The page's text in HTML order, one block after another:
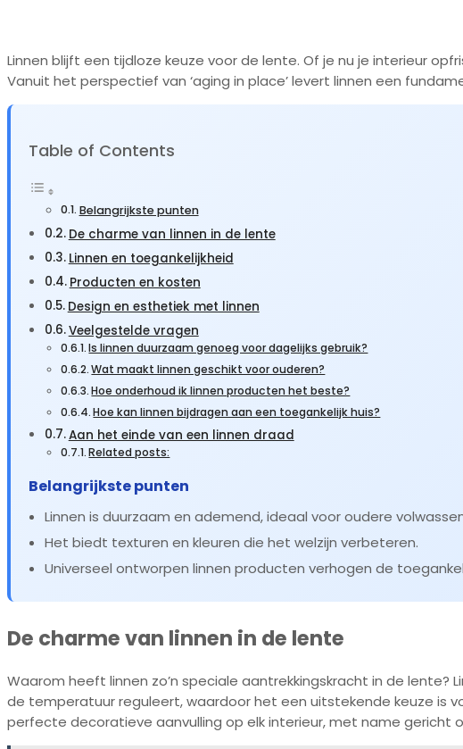
Linnen blijft een tijdloze keuze voor de lente. Of je nu je interieur
Vanuit het perspectief van ‘aging in place’ levert linnen een
Table of Contents
Belangrijkste punten
De charme van linnen in de lente
Linnen en toegankelijkheid
Producten en kosten
Design en esthetiek met linnen
Veelgestelde vragen
Is linnen duurzaam genoeg voor dagelijks gebruik?
Wat maakt linnen geschikt voor ouderen?
Hoe onderhoud ik linnen producten het beste?
Hoe kan linnen bijdragen aan een toegankelijk huis?
Aan het einde van een linnen draad
Related posts:
Belangrijkste punten
Linnen is duurzaam en ademend, ideaal voor oudere
Het biedt texturen en kleuren die het welzijn verbeteren.
Universeel ontworpen linnen producten verhogen de
De charme van linnen in de lente
Waarom heeft linnen zo’n speciale aantrekkingskracht in de
de temperatuur reguleert, waardoor het een uitstekende keuze is
perfecte decoratieve aanvulling op elk interieur, met name gericht